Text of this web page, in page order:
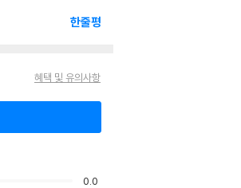
한줄평
혜택 및 유의사항
0.0